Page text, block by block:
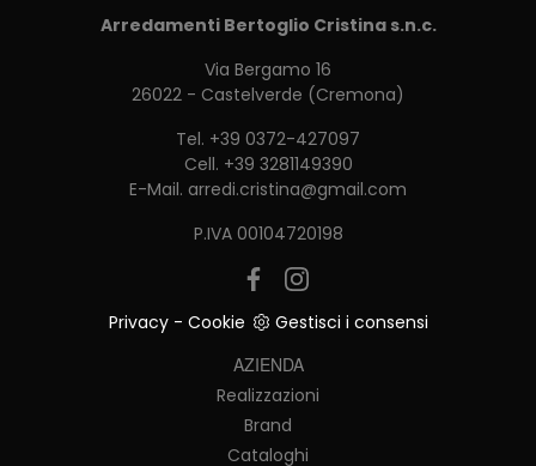
Arredamenti Bertoglio Cristina s.n.c.
Via Bergamo 16
26022 - Castelverde (Cremona)
Tel. +39 0372-427097
Cell. +39 3281149390
E-Mail. arredi.cristina@gmail.com
P.IVA 00104720198
Privacy- Cookie
Gestisci i consensi
AZIENDA
Realizzazioni
Brand
Cataloghi